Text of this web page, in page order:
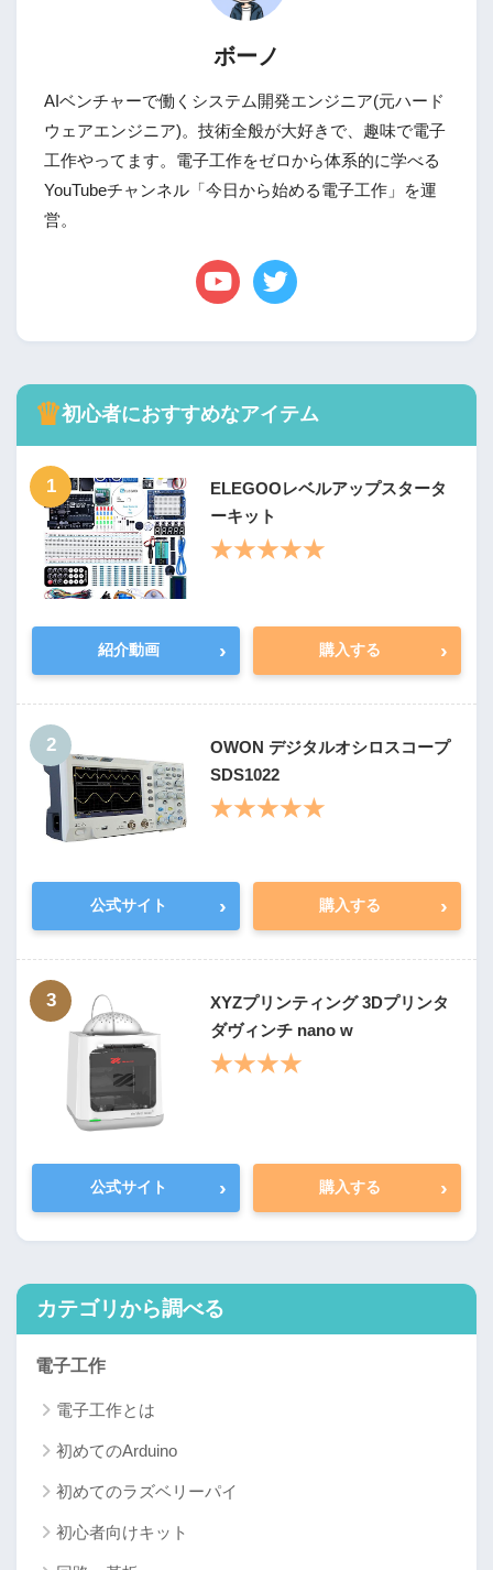
ボーノ
AIベンチャーで働くシステム開発エンジニア(元ハード
ウェアエンジニア)。技術全般が大好きで、趣味で電子
工作やってます。電子工作をゼロから体系的に学べる
YouTubeチャンネル「今日から始める電子工作」を運
営。
♛初心者におすすめなアイテム
1
ELEGOOレベルアップスタータ
ーキット
★★★★★
紹介動画 › 購入する ›
2
OWON デジタルオシロスコープ
SDS1022
★★★★★
公式サイト › 購入する ›
3
XYZプリンティング 3Dプリンタ
ダヴィンチ nano w
★★★★
公式サイト › 購入する ›
カテゴリから調べる
電子工作
電子工作とは
初めてのArduino
初めてのラズベリーパイ
初心者向けキット